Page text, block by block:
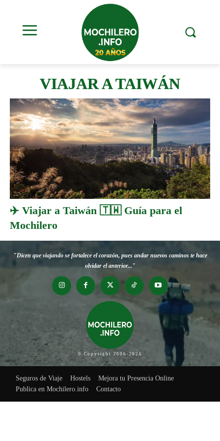
VIAJAR A TAIWÁN
✈️ Viajar a Taiwán 🇹🇼 Guía para el
Mochilero
"Dicen que viajando se fortalece el corazón, pues andar nuevos caminos te hace
olvidar el anterior..."
© Copyright 2006-2026
Seguros de Viaje Hostels
Mejora tu Presencia Online
Publica en Mochilero.info
Contacto